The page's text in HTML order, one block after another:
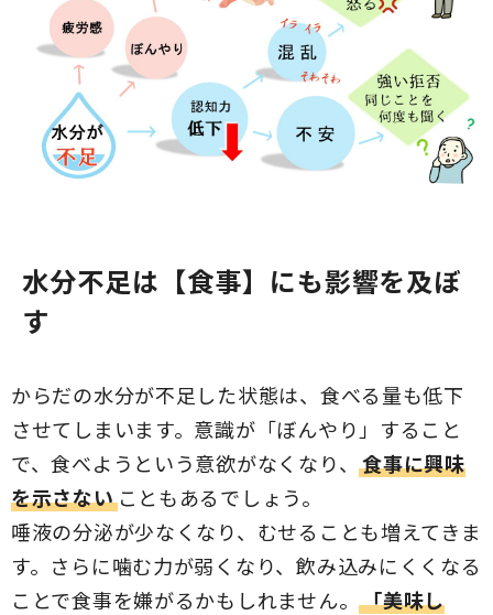
水分不足は【食事】にも影響を及ぼ
す
からだの水分が不足した状態は、食べる量も低下
させてしまいます。意識が「ぼんやり」すること
で、食べようという意欲がなくなり、食事に興味
を示さないこともあるでしょう。
唾液の分泌が少なくなり、むせることも増えてきま
す。さらに噛む力が弱くなり、飲み込みにくくなる
ことで食事を嫌がるかもしれません。「美味し